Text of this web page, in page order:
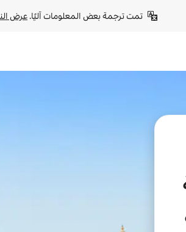
تمت ترجمة بعض المعلومات آليًا. عرض